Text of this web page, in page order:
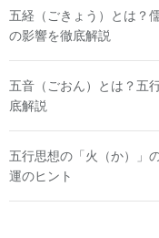
五経（ごきょう）とは？
の影響を徹底解説
五音（ごおん）とは？五
底解説
五行思想の「火（か）」
運のヒント